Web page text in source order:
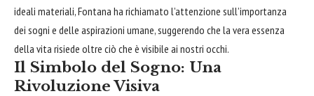
ideali materiali, Fontana ha richiamato l’attenzione sull’importanza
dei sogni e delle aspirazioni umane, suggerendo che la vera essenza
della vita risiede oltre ciò che è visibile ai nostri occhi.
Il Simbolo del Sogno: Una
Rivoluzione Visiva